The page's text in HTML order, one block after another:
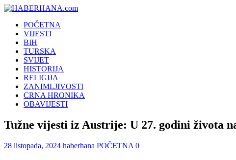
POČETNA
VIJESTI
BIH
TURSKA
SVIJET
HISTORIJA
RELIGIJA
ZANIMLJIVOSTI
CRNA HRONIKA
OBAVIJESTI
Tužne vijesti iz Austrije: U 27. godini života
28 listopada, 2024 haberhana POČETNA 0